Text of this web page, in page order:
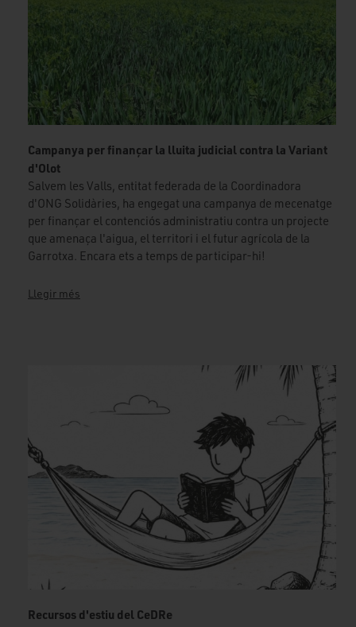
Campanya per finançar la lluita judicial contra la Variant
d'Olot
Salvem les Valls, entitat federada de la Coordinadora
d'ONG Solidàries, ha engegat una campanya de mecenatge
per finançar el contenciós administratiu contra un projecte
que amenaça l'aigua, el territori i el futur agrícola de la
Garrotxa. Encara ets a temps de participar-hi!
Llegir més
Recursos d'estiu del CeDRe